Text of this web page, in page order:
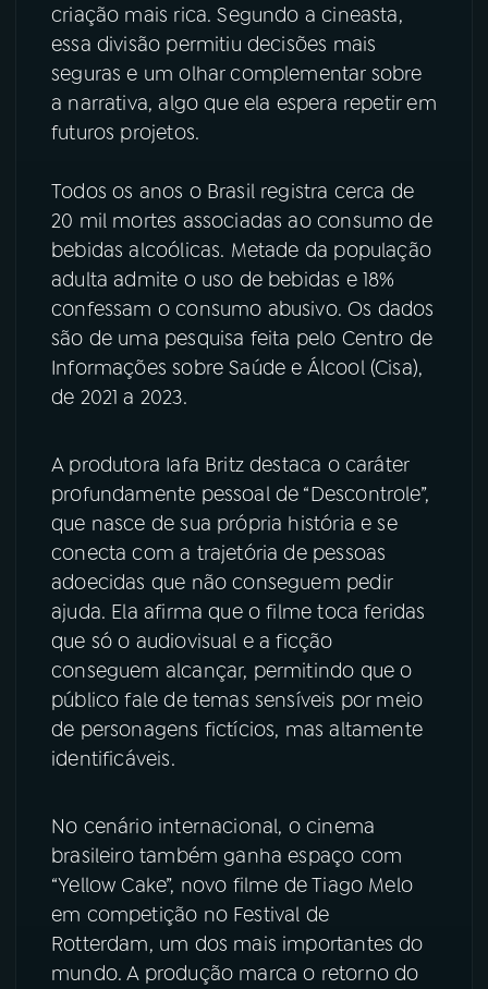
criação mais rica. Segundo a cineasta,
essa divisão permitiu decisões mais
seguras e um olhar complementar sobre
a narrativa, algo que ela espera repetir em
futuros projetos.
Todos os anos o Brasil registra cerca de
20 mil mortes associadas ao consumo de
bebidas alcoólicas. Metade da população
adulta admite o uso de bebidas e 18%
confessam o consumo abusivo. Os dados
são de uma pesquisa feita pelo Centro de
Informações sobre Saúde e Álcool (Cisa),
de 2021 a 2023.
A produtora Iafa Britz destaca o caráter
profundamente pessoal de “Descontrole”,
que nasce de sua própria história e se
conecta com a trajetória de pessoas
adoecidas que não conseguem pedir
ajuda. Ela afirma que o filme toca feridas
que só o audiovisual e a ficção
conseguem alcançar, permitindo que o
público fale de temas sensíveis por meio
de personagens fictícios, mas altamente
identificáveis.
No cenário internacional, o cinema
brasileiro também ganha espaço com
“Yellow Cake”, novo filme de Tiago Melo
em competição no Festival de
Rotterdam, um dos mais importantes do
mundo. A produção marca o retorno do